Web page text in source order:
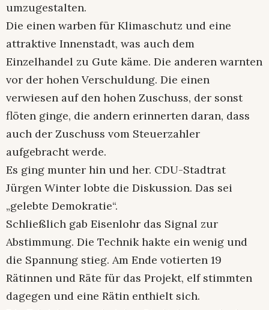
umzugestalten.
Die einen warben für Klimaschutz und eine
attraktive Innenstadt, was auch dem
Einzelhandel zu Gute käme. Die anderen warnten
vor der hohen Verschuldung. Die einen
verwiesen auf den hohen Zuschuss, der sonst
flöten ginge, die andern erinnerten daran, dass
auch der Zuschuss vom Steuerzahler
aufgebracht werde.
Es ging munter hin und her. CDU-Stadtrat
Jürgen Winter lobte die Diskussion. Das sei
„gelebte Demokratie“.
Schließlich gab Eisenlohr das Signal zur
Abstimmung. Die Technik hakte ein wenig und
die Spannung stieg. Am Ende votierten 19
Rätinnen und Räte für das Projekt, elf stimmten
dagegen und eine Rätin enthielt sich.